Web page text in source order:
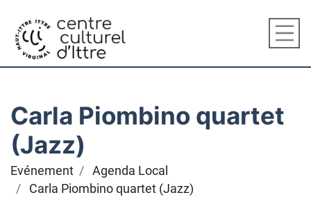
Carla Piombino quartet
(Jazz)
Evénement
Agenda Local
Carla Piombino quartet (Jazz)